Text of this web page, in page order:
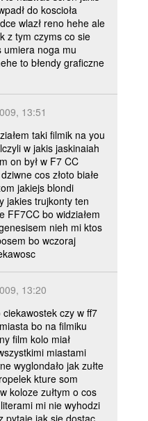
do koscioła
wlazł reno hehe ale
z tym czyms co sie
umiera noga mu
to błendy graficzne
13:51
taki filmik na you
w jakis jaskinaiah
on był w F7 CC
cos złoto białe
jakiejs blondi
jakies trujkonty ten
FF7CC bo widziałem
nieh mi ktos
bo wczoraj
13:20
czy w ff7
bo na filmiku
film kolo miał
miastami
wyglondało jak zułte
kture som
koloze zułtym o cos
mi nie wyhodzi